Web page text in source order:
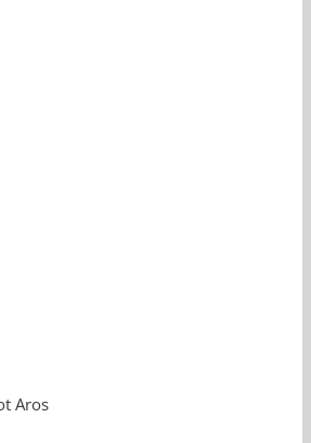
Aros